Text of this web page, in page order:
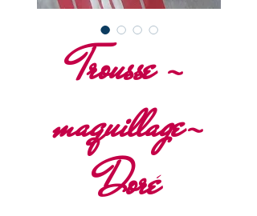
Trousse -
maquillage-
Doré